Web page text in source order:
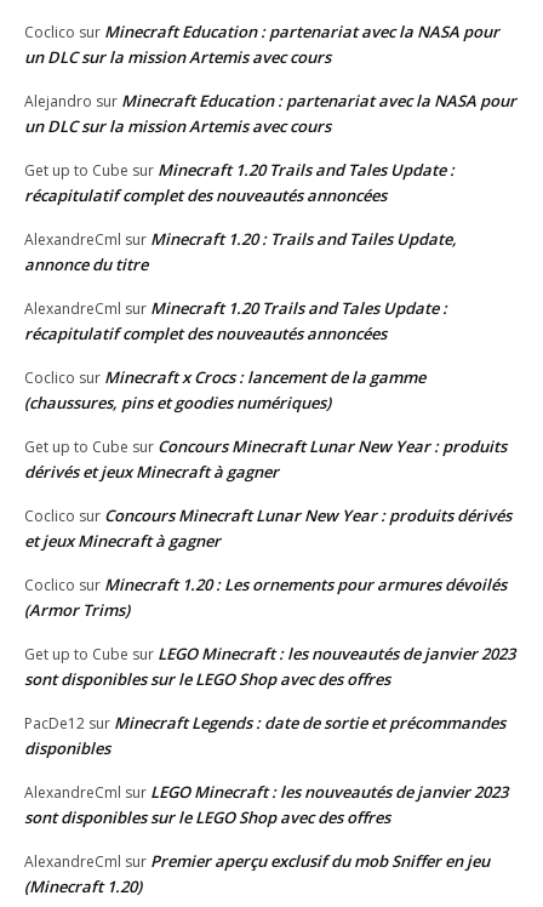
Coclico sur Minecraft Education : partenariat avec la NASA pour
un DLC sur la mission Artemis avec cours
Alejandro sur Minecraft Education : partenariat avec la NASA pour
un DLC sur la mission Artemis avec cours
Get up to Cube sur Minecraft 1.20 Trails and Tales Update :
récapitulatif complet des nouveautés annoncées
AlexandreCml sur Minecraft 1.20 : Trails and Tailes Update,
annonce du titre
AlexandreCml sur Minecraft 1.20 Trails and Tales Update :
récapitulatif complet des nouveautés annoncées
Coclico sur Minecraft x Crocs : lancement de la gamme
(chaussures, pins et goodies numériques)
Get up to Cube sur Concours Minecraft Lunar New Year : produits
dérivés et jeux Minecraft à gagner
Coclico sur Concours Minecraft Lunar New Year : produits dérivés
et jeux Minecraft à gagner
Coclico sur Minecraft 1.20 : Les ornements pour armures dévoilés
(Armor Trims)
Get up to Cube sur LEGO Minecraft : les nouveautés de janvier 2023
sont disponibles sur le LEGO Shop avec des offres
PacDe12 sur Minecraft Legends : date de sortie et précommandes
disponibles
AlexandreCml sur LEGO Minecraft : les nouveautés de janvier 2023
sont disponibles sur le LEGO Shop avec des offres
AlexandreCml sur Premier aperçu exclusif du mob Sniffer en jeu
(Minecraft 1.20)